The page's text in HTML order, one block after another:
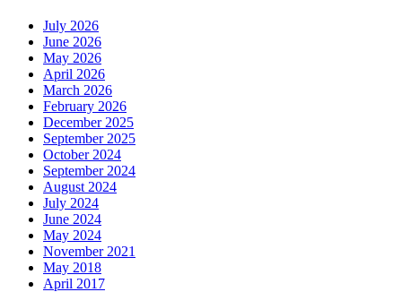
July 2026
June 2026
May 2026
April 2026
March 2026
February 2026
December 2025
September 2025
October 2024
September 2024
August 2024
July 2024
June 2024
May 2024
November 2021
May 2018
April 2017